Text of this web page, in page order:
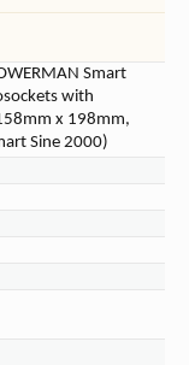
Smart
with
x 198mm,
Sine 2000)